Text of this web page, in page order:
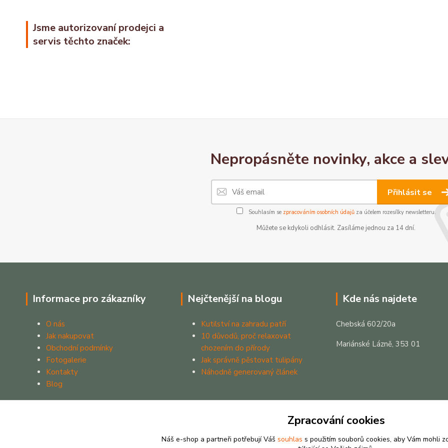
Jsme autorizovaní prodejci a
servis těchto značek:
Nepropásněte novinky, akce a
Přihlásit se
Souhlasím se zpracováním osobních údajůza účelem rozesílky newsletteru.
Můžete se kdykoli odhlásit. Zasíláme jednou za 14 dní.
Informace pro zákazníky
O nás
Jak nakupovat
Obchodní podmínky
Fotogalerie
Kontakty
Blog
Nejčtenější na blogu
Kutilství na zahradu patří
10 důvodů, proč relaxovat
chozením do přírody
Jak správně pěstovat tulipány
Náhodně generovaný článek
Kde nás najdete
Chebská 602/20a
Mariánské Lázně, 353 01
Zpracování cookies
Náš e-shop a partneři potřebují Váš souhlas s použitím souborů cookies, aby Vám mohli